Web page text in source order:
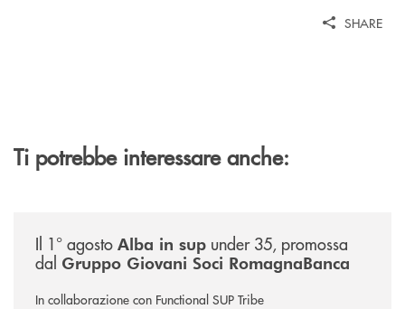
SHARE
Ti potrebbe interessare anche:
Il 1° agosto Alba in sup under 35, promossa
dal Gruppo Giovani Soci RomagnaBanca
In collaborazione con Functional SUP Tribe